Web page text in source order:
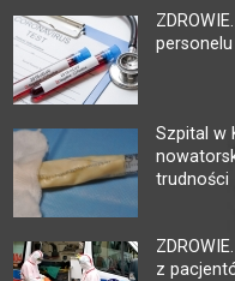
Szpital w
trudności
z